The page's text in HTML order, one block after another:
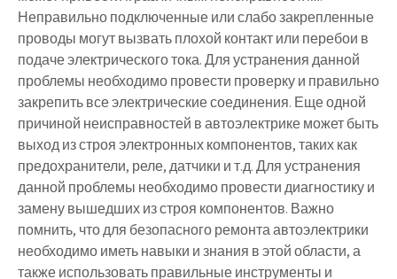
Неправильно подключенные или слабо закрепленные
проводы могут вызвать плохой контакт или перебои в
подаче электрического тока. Для устранения данной
проблемы необходимо провести проверку и правильно
закрепить все электрические соединения. Еще одной
причиной неисправностей в автоэлектрике может быть
выход из строя электронных компонентов, таких как
предохранители, реле, датчики и т.д. Для устранения
данной проблемы необходимо провести диагностику и
замену вышедших из строя компонентов. Важно
помнить, что для безопасного ремонта автоэлектрики
необходимо иметь навыки и знания в этой области, а
также использовать правильные инструменты и